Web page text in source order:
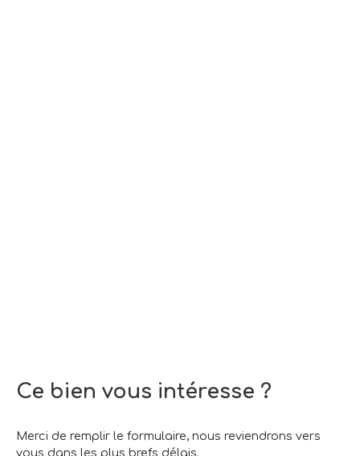
Ce bien vous intéresse ?
Merci de remplir le formulaire, nous reviendrons vers
vous dans les plus brefs délais.